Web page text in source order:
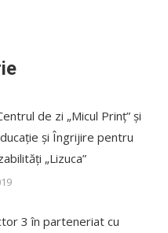
de zi „Micul Prinț” și
și Îngrijire pentru
„Lizuca”
3 în parteneriat cu